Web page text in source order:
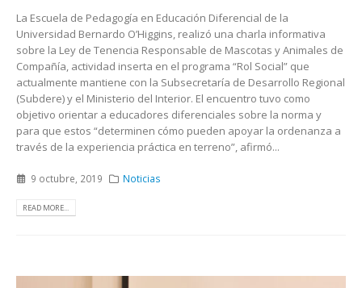
La Escuela de Pedagogía en Educación Diferencial de la
Universidad Bernardo O’Higgins, realizó una charla informativa
sobre la Ley de Tenencia Responsable de Mascotas y Animales de
Compañía, actividad inserta en el programa “Rol Social” que
actualmente mantiene con la Subsecretaría de Desarrollo Regional
(Subdere) y el Ministerio del Interior. El encuentro tuvo como
objetivo orientar a educadores diferenciales sobre la norma y
para que estos “determinen cómo pueden apoyar la ordenanza a
través de la experiencia práctica en terreno”, afirmó...
9 octubre, 2019 Noticias
READ MORE...